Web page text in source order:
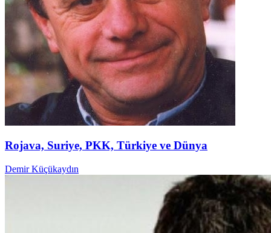
Rojava, Suriye, PKK, Türkiye ve Dünya
Demir Küçükaydın